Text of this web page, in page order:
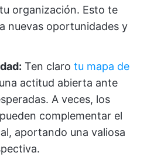
organización. Esto te
nuevas oportunidades y
Ten claro tu mapa de
actitud abierta ante
A veces, los
complementar el
aportando una valiosa